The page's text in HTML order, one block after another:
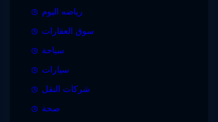
رياضه اليوم
سوق العقارات
سياحة
سيارات
شركات النقل
صحة